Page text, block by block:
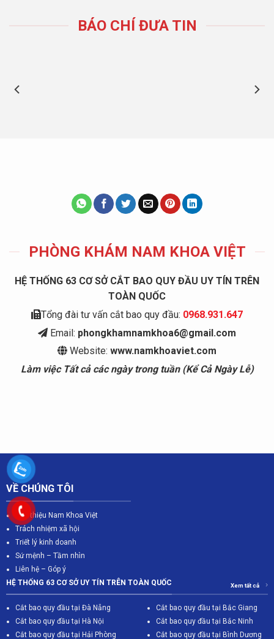
BÁO CHÍ ĐƯA TIN
PHÒNG KHÁM NAM KHOA VIỆT
HỆ THỐNG 63 CƠ SỞ CẮT BAO QUY ĐẦU UY TÍN TRÊN
TOÀN QUỐC
Tổng đài tư vấn cắt bao quy đầu: 0968.931.647
Email: phongkhamnamkhoa6@gmail.com
Website: www.namkhoaviet.com
Làm việc Tất cả các ngày trong tuần (Kể Cả Ngày Lễ)
VỀ CHÚNG TÔI
Giới thiệu Nam Khoa Việt
Trách nhiệm xã hội
Triết lý kinh doanh
Sứ mệnh – Tầm nhìn
Liên hệ – Góp ý
HỆ THỐNG 63 CƠ SỞ UY TÍN TRÊN TOÀN QUỐC
Xem tất cả
Cắt bao quy đầu tại Đà Nẵng
Cắt bao quy đầu tại Hà Nội
Cắt bao quy đầu tại Hải Phòng
Cắt bao quy đầu tại Bắc Giang
Cắt bao quy đầu tại Bắc Ninh
Cắt bao quy đầu tại Bình Dương